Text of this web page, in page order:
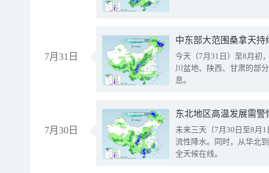
7月31日
中东部大范围桑拿天
今天（7月31日）至8月初
川盆地、陕西、甘肃的部
息。
7月30日
东北地区高温发展需
未来三天（7月30日至8月
流性降水。同时，从华北
全天候在线。